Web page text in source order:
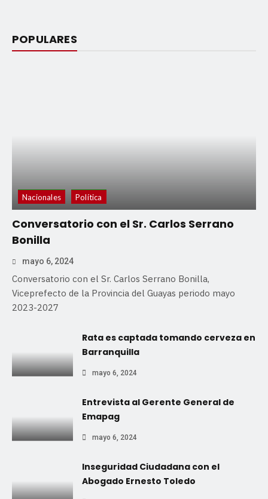
POPULARES
Nacionales Política
Conversatorio con el Sr. Carlos Serrano
Bonilla
mayo 6, 2024
Conversatorio con el Sr. Carlos Serrano Bonilla,
Viceprefecto de la Provincia del Guayas periodo mayo
2023-2027
Rata es captada tomando cerveza en
Barranquilla
mayo 6, 2024
Entrevista al Gerente General de
Emapag
mayo 6, 2024
Inseguridad Ciudadana con el
Abogado Ernesto Toledo